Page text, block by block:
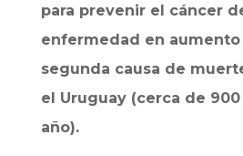
para prevenir el cáncer
enfermedad en
segunda causa de
el Uruguay (cerca de
año).